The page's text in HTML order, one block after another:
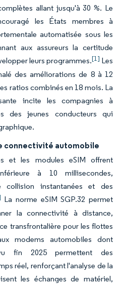
allant jusqu'à 30 %. Le
les États membres à
automatisée sous les
aux assureurs la certitude
leurs programmes.[1] Les
des améliorations de 8 à 12
ratios combinés en 18 mois. La
incite les compagnies à
des jeunes conducteurs qui
connectivité automobile
et les modules eSIM offrent
à 10 millisecondes,
collision instantanées et des
La norme eSIM SGP.32 permet
la connectivité à distance,
transfrontalière pour les flottes
modems automobiles dont
fin 2025 permettent des
réel, renforçant l'analyse de la
les échanges de matériel,